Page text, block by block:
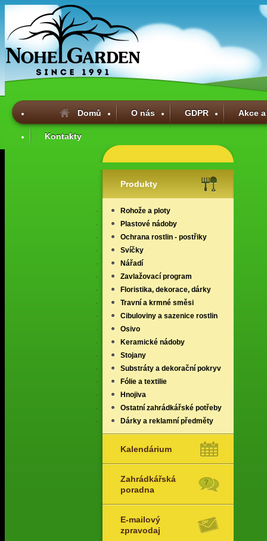
Domů O nás GDPR Akce
Kontakty
Produkty
Rohože a ploty
Plastové nádoby
Ochrana rostlin - postřiky
Svíčky
Nářadí
Zavlažovací program
Floristika, dekorace, dárky
Travní a krmné směsi
Cibuloviny a sazenice rostlin
Osivo
Keramické nádoby
Stojany
Substráty a dekorační pokryv
Fólie a textilie
Hnojiva
Ostatní zahrádkářské potřeby
Dárky a reklamní předměty
Kalendárium
Zahrádkářská
poradna
E-mailový
zpravodaj